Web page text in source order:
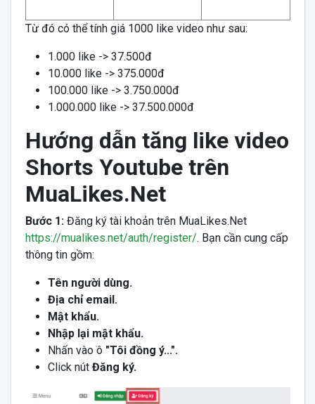
Từ đó có thể tính giá 1000 like video như sau:
1.000 like -> 37.500đ
10.000 like -> 375.000đ
100.000 like -> 3.750.000đ
1.000.000 like -> 37.500.000đ
Hướng dẫn tăng like video
Shorts Youtube trên
MuaLikes.Net
Bước 1:Đăng ký tài khoản trên MuaLikes.Net
https://mualikes.net/auth/register/. Bạn cần cung cấp
thông tin gồm:
Tên người dùng.
Địa chỉ email.
Mật khẩu.
Nhập lại mật khẩu.
Nhấn vào ô "Tôi đồng ý...".
Click nút Đăng ký.